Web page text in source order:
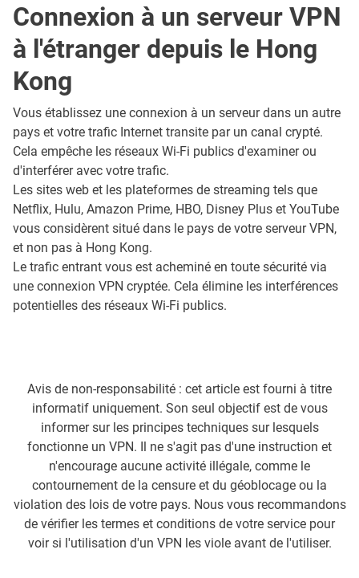
Connexion à un serveur VPN
à l'étranger depuis le Hong
Kong
Vous établissez une connexion à un serveur dans un autre
pays et votre trafic Internet transite par un canal crypté.
Cela empêche les réseaux Wi-Fi publics d'examiner ou
d'interférer avec votre trafic.
Les sites web et les plateformes de streaming tels que
Netflix, Hulu, Amazon Prime, HBO, Disney Plus et YouTube
vous considèrent situé dans le pays de votre serveur VPN,
et non pas à Hong Kong.
Le trafic entrant vous est acheminé en toute sécurité via
une connexion VPN cryptée. Cela élimine les interférences
potentielles des réseaux Wi-Fi publics.
Avis de non-responsabilité : cet article est fourni à titre
informatif uniquement. Son seul objectif est de vous
informer sur les principes techniques sur lesquels
fonctionne un VPN. Il ne s'agit pas d'une instruction et
n'encourage aucune activité illégale, comme le
contournement de la censure et du géoblocage ou la
violation des lois de votre pays. Nous vous recommandons
de vérifier les termes et conditions de votre service pour
voir si l'utilisation d'un VPN les viole avant de l'utiliser.